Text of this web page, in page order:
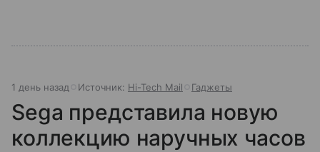
1 день назад Источник: Hi-Tech Mail Гаджеты
Sega представила новую
коллекцию наручных часов